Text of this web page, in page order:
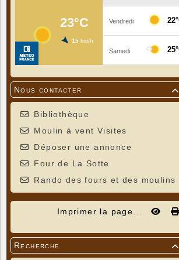

Nous contacter
Bibliothèque
Moulin à vent Visites
Déposer une annonce
Four de La Sotte
Rando des fours et des moulins
Imprimer la page...

Recherche